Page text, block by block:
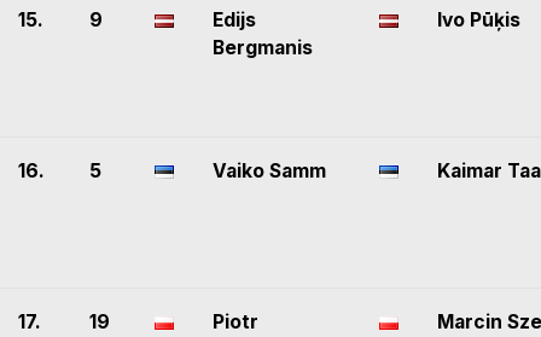
15. 9
Edijs
Bergmanis
Ivo Pūķis
16. 5 Vaiko Samm Kaimar
17. 19
Piotr
Marcin